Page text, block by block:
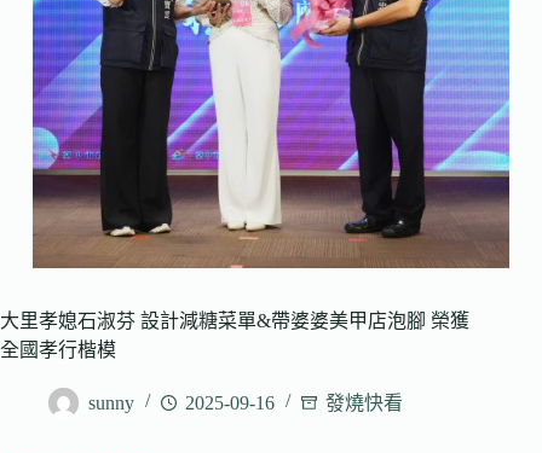
大里孝媳石淑芬 設計減糖菜單&帶婆婆美甲店泡腳 榮獲
全國孝行楷模
sunny 2025-09-16 發燒快看